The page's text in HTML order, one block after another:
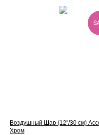
Воздушный Шар (12''/30 см)
Хром